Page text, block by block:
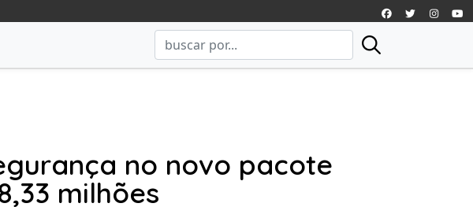
no novo pacote
milhões